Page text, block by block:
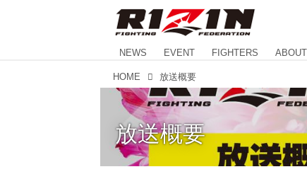
NEWS EVENT FIGHTERS
HOME 放送概要
放送概要